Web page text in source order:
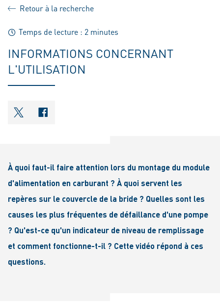
Retour à la recherche
Temps de lecture : 2 minutes
INFORMATIONS CONCERNANT
L'UTILISATION
shareOntwitter
shareOnfacebook
À quoi faut-il faire attention lors du montage du module
d'alimentation en carburant ? À quoi servent les
repères sur le couvercle de la bride ? Quelles sont les
causes les plus fréquentes de défaillance d'une pompe
? Qu'est-ce qu'un indicateur de niveau de remplissage
et comment fonctionne-t-il ? Cette vidéo répond à ces
questions.